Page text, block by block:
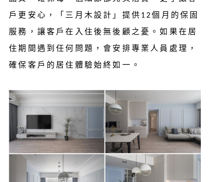
戶更安心，「三月木設計」提供12個月的保固
服務，讓客戶在入住後無後顧之憂。如果在居
住期間遇到任何問題，會安排專業人員處理，
確保客戶的居住體驗始終如一。